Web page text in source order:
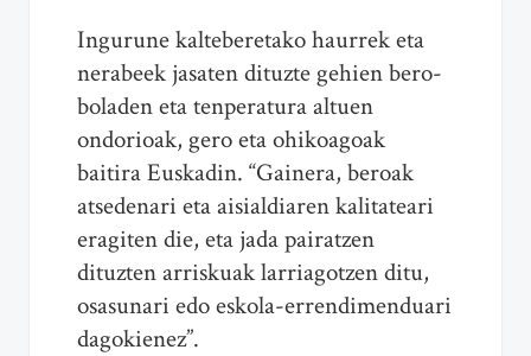
Ingurune kalteberetako haurrek eta
nerabeek jasaten dituzte gehien bero-
boladen eta tenperatura altuen
ondorioak, gero eta ohikoagoak
baitira Euskadin. “Gainera, beroak
atsedenari eta aisialdiaren kalitateari
eragiten die, eta jada pairatzen
dituzten arriskuak larriagotzen ditu,
osasunari edo eskola-errendimenduari
dagokienez”.